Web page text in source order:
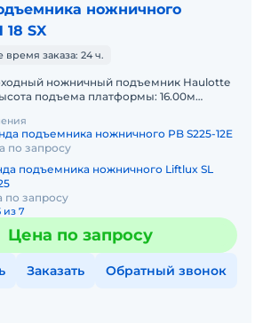
ножничного
SX
заказа: 24 ч.
ножничный подъемник Haulotte
подъема платформы: 16.00м
1
подъемника ножничного PB S225-12E
по запросу
подъемника ножничного Liftlux SL
по запросу
из 7
Цена по запросу
Заказать Обратный звонок